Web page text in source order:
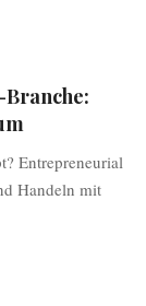
Entrepreneurial
Handeln mit